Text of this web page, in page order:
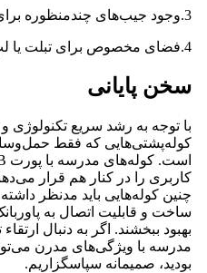
3.وجود جیب‌های چندمنظوره برای نظم‌دهی به وسایل مدرسه
4.فضای مخصوص برای تبلت یا لپ‌تاپ
سخن پایانی
با توجه به رشد سریع تکنولوژی
کوله‌پشتی‌هایی که فقط حمل‌وسایل
کاربری را در کنار هم قرار
چنین کوله‌هایی باید مدنظر
ساخت و قابلیت اتصال به
بهبود ببخشند. اگر به دنبال
مدرسه با ویژگی‌های مدرن
بودید، صمیمانه سپاسگزاریم.